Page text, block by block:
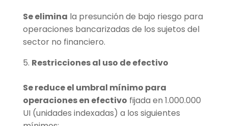
Se elimina la presunción de bajo riesgo para
operaciones bancarizadas de los sujetos del
sector no financiero.
Restricciones al uso de efectivo
Se reduce el umbral mínimo para
operaciones en efectivo fijada en 1.000.000
UI (unidades indexadas) a los siguientes